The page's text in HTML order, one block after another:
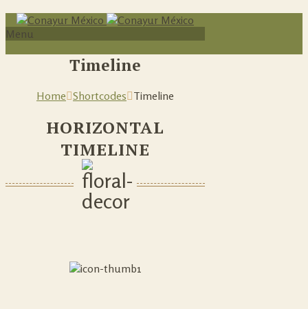
Menu
Timeline
Home Shortcodes Timeline
HORIZONTAL
TIMELINE